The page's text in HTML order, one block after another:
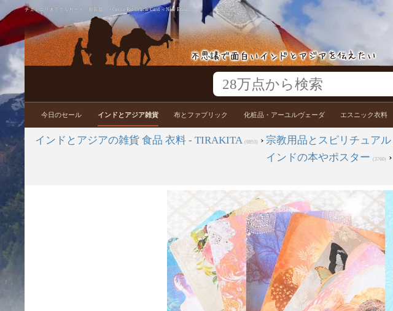
チェッコリオラクルカード〈新装版〉 - Cecco Rio Oracle Card ＜New Edition＞
今日のセール インドとアジア雑貨 布とファブリック 化粧品・アーユルヴェーダ エスニック衣料
インドとアジアの雑貨 食品 衣料 - TIRAKITA (6953) › 宗教用品とスピリチュアル
インドの本やポスター (3760) ›